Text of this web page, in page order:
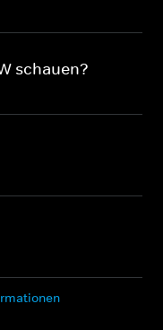
schauen?